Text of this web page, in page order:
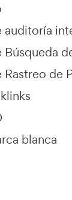
auditoría
de
blanca